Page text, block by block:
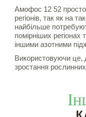
Амофос 12 52
регіонів, так як на
найбільше
помірніших
іншими азотними
Використовуючи це,
зростання